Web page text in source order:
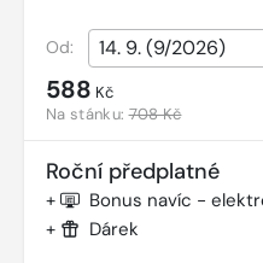
Od:
588 Kč
Na stánku:708 Kč
Roční předplatné
+ Bonus navíc -
+ Dárek